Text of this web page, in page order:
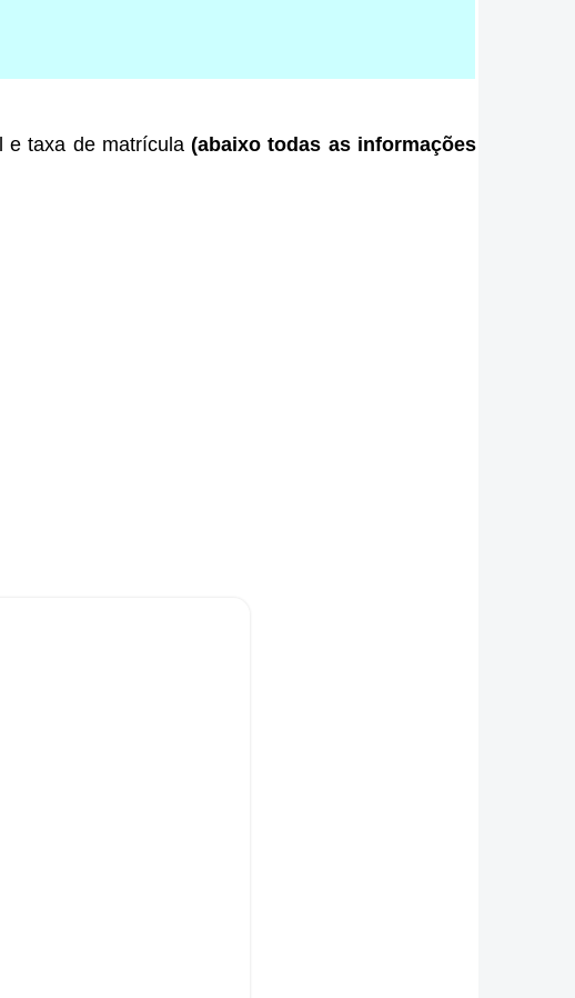
e taxa de matrícula(abaixo todas as informações